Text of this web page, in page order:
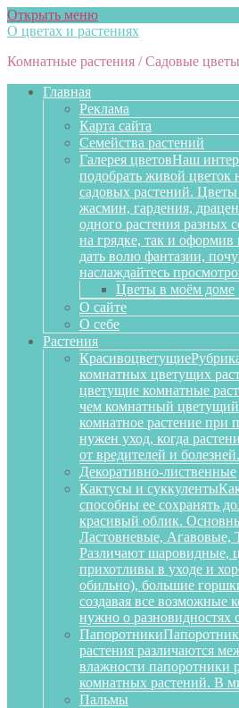
Открыть меню
О цветах и растениях
Комнатные растения / Садовые
Главная
Реклама
Карта сайта
Семейства растений
Галерея цветовНаш
подобрать живой цветок
садовых растений.
жасмин, гардения,
одного растения разных
на грядке, так и
дать волю фантазии,
наслаждайтесь
Цветы в моём доме
О сайте
О себе
Растения
Красивоцветущие
комнатных цветущих
цветущие комнатные
чем комнатный цветущий
комнатное растение при
нужен уход, когда
от вредителей и
Декоративно-лиственные
Кактусы и суккуленты
способны ее сохранять
красивый облик.
Ластовневые, Агавовые,
Различают шаровидные,
прихотливы в уходе и
обильно), большие
создавая все возможные
нужно о разновидностях
Папоротники
растения различаются
влажности папоротники
комнатных растений. В
Пальмы